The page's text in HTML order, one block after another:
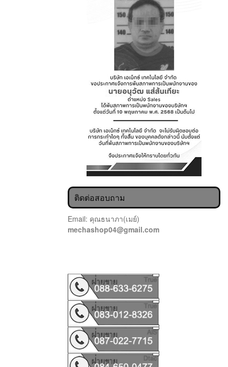
ติดต่อสอบถาม
Email: คุณธนาภา(เมย์)
mechashop04@gmail.com